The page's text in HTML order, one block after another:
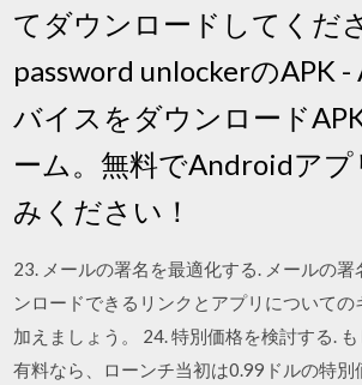
てダウンロードしてくだ
password unlockerのAPK
バイスをダウンロード
ーム。無料でAndroidアプ
みください！
23. メールの署名を最適化する. メールの署
ンロードできるリンクとアプリについての
加えましょう。 24. 特別価格を検討する.
有料なら、ローンチ当初は0.99ドルの特別